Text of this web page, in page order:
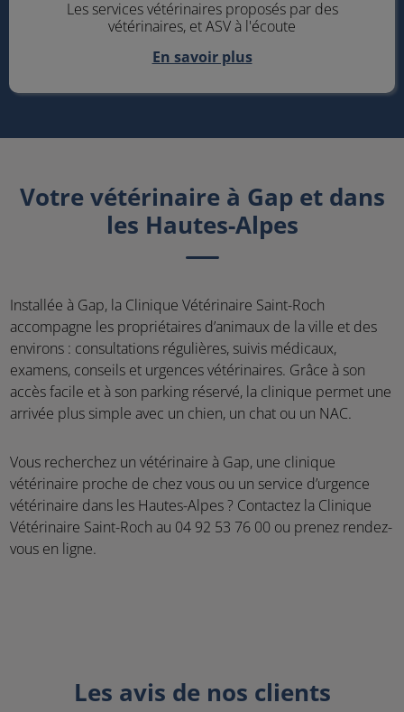
Les services vétérinaires proposés par des
vétérinaires, et ASV à l'écoute
En savoir plus
Votre vétérinaire à Gap et dans
les Hautes-Alpes
Installée à Gap, la Clinique Vétérinaire Saint-Roch
accompagne les propriétaires d’animaux de la ville et des
environs : consultations régulières, suivis médicaux,
examens, conseils et urgences vétérinaires. Grâce à son
accès facile et à son parking réservé, la clinique permet une
arrivée plus simple avec un chien, un chat ou un NAC.
Vous recherchez un vétérinaire à Gap, une clinique
vétérinaire proche de chez vous ou un service d’urgence
vétérinaire dans les Hautes-Alpes ? Contactez la Clinique
Vétérinaire Saint-Roch au 04 92 53 76 00 ou prenez rendez-
vous en ligne.
Les avis de nos clients